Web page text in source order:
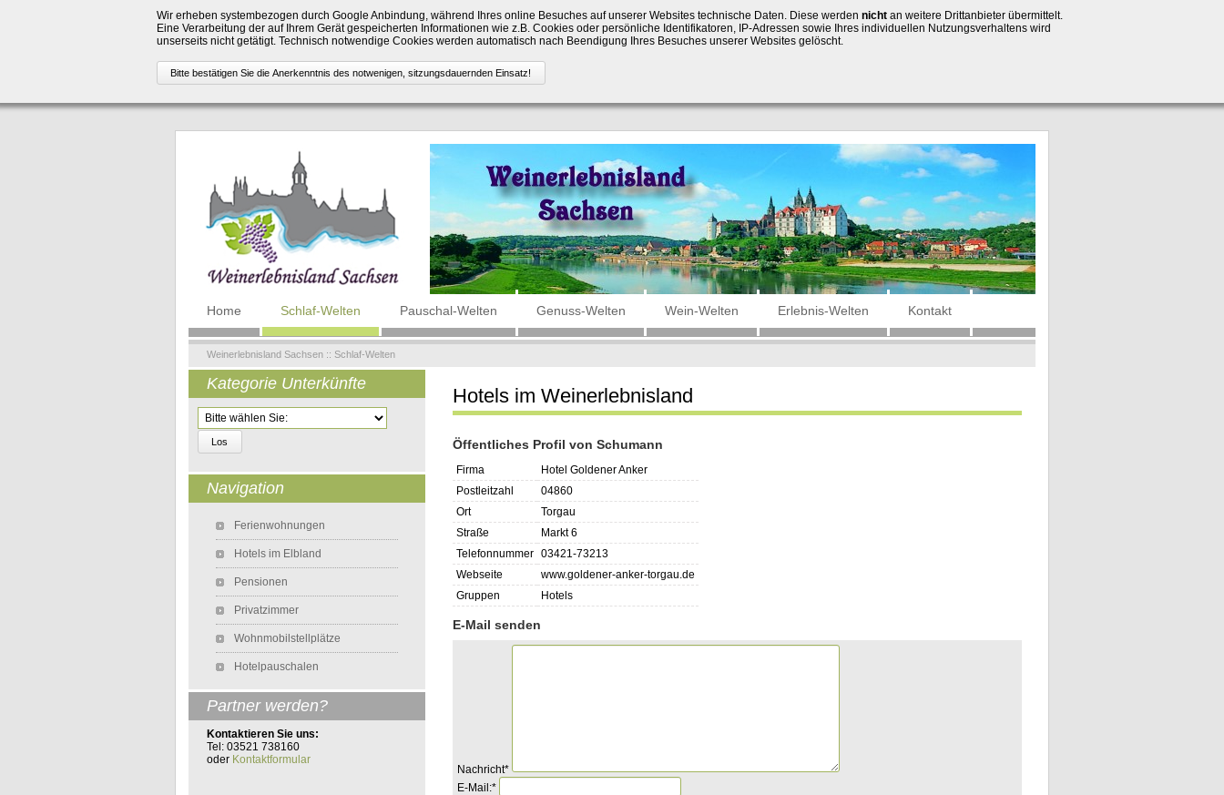
Wir erheben systembezogen durch Google Anbindung, während Ihres online Besuches auf unserer Websites technische Daten. Diese werden nicht an weitere Drittanbieter übermittelt.
Eine Verarbeitung der auf Ihrem Gerät gespeicherten Informationen wie z.B. Cookies oder persönliche Identifikatoren, IP-Adressen sowie Ihres individuellen Nutzungsverhaltens wird
unserseits nicht getätigt. Technisch notwendige Cookies werden automatisch nach Beendigung Ihres Besuches unserer Websites gelöscht.
Navigation
überspringen
Home Schlaf-Welten Pauschal-Welten Genuss-Welten Wein-Welten Erlebnis-Welten Kontakt
Weinerlebnisland Sachsen :: Schlaf-Welten
Hotels im Weinerlebnisland
Öffentliches Profil von Schumann
Firma
Hotel Goldener Anker
Postleitzahl
04860
Ort
Torgau
Straße
Markt 6
Telefonnummer 03421-73213
Webseite
www.goldener-anker-torgau.de
Gruppen
Hotels
E-Mail senden
Nachricht*
Pflichtfeld
E-Mail:*
Kategorie Unterkünfte
Zielseite
Navigation
Ferienwohnungen
Hotels im Elbland
Pensionen
Privatzimmer
Wohnmobilstellplätze
Hotelpauschalen
Partner werden?
Kontaktieren Sie uns:
Tel: 03521 738160
oder Kontaktformular